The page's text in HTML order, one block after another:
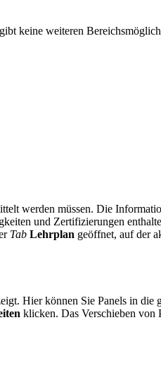
keine weiteren
werden müssen. Die
und Zertifizierungen
Tab Lehrplan geöffnet, auf der
Hier können Sie Panels in die
klicken. Das Verschieben von